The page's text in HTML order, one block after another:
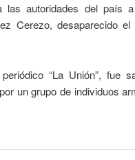
las autoridades del país
Cerezo, desaparecido
“La Unión”, fue
un grupo de individuos